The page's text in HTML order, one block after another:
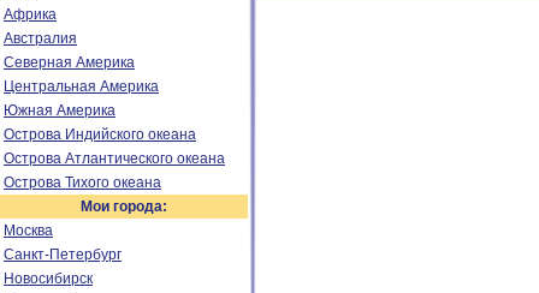
Африка
Австралия
Северная Америка
Центральная Америка
Южная Америка
Острова Индийского океана
Острова Атлантического океана
Острова Тихого океана
Мои города:
Москва
Санкт-Петербург
Новосибирск